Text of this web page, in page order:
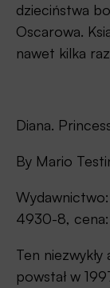
dzieciństwa
Oscarowa.
nawet kilka
Diana.
By Mario
4930-8, cena:
Ten
powstał w